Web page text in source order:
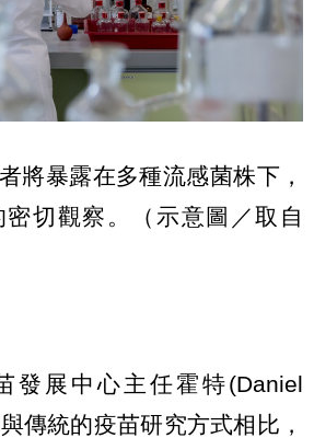
將暴露在多種流感菌株下，
切觀察。（示意圖／取自
發展中心主任霍特(Daniel
傳統的疫苗研究方式相比，